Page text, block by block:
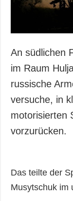
An südlichen
im Raum
russische
versuche, in
motorisierten
vorzurücken.
Das teilte der
Musytschuk im